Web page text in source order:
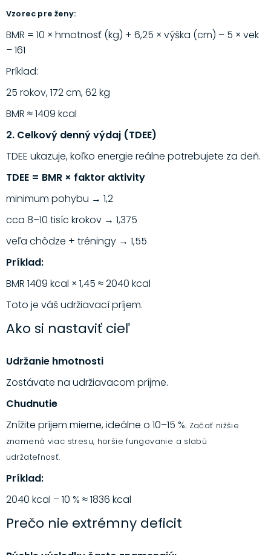
Vzorec pre ženy:
BMR = 10 × hmotnosť (kg) + 6,25 × výška (cm) – 5 × vek
– 161
Príklad:
25 rokov, 172 cm, 62 kg
BMR ≈ 1409 kcal
2. Celkový denný výdaj (TDEE)
TDEE ukazuje, koľko energie reálne potrebujete za deň.
TDEE = BMR × faktor aktivity
minimum pohybu → 1,2
cca 8–10 tisíc krokov → 1,375
veľa chôdze + tréningy → 1,55
Príklad:
BMR 1409 kcal × 1,45 ≈ 2040 kcal
Toto je váš udržiavací príjem.
Ako si nastaviť cieľ
Udržanie hmotnosti
Zostávate na udržiavacom príjme.
Chudnutie
Znížite príjem mierne, ideálne o 10–15 %. Začať nižšie
znamená viac stresu, horšie fungovanie a slabú
udržateľnosť.
Príklad:
2040 kcal – 10 % ≈ 1836 kcal
Prečo nie extrémny deficit